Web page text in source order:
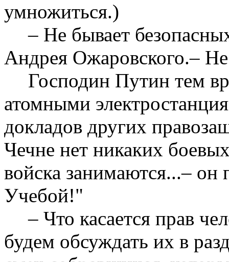
умножиться.)
– Не бывает
Андрея Ожаровского.–
Господин Путин тем
атомными
докладов других
Чечне нет никаких
войска занимаются...– он
Учебой!"
– Что касается прав
будем обсуждать их в